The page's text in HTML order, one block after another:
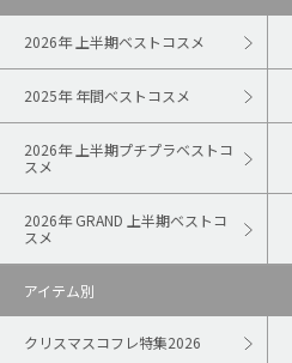
2026年 上半期ベストコスメ
2025年 年間ベストコスメ
2026年 上半期プチプラベストコ
スメ
2026年 GRAND 上半期ベストコ
スメ
アイテム別
クリスマスコフレ特集2026